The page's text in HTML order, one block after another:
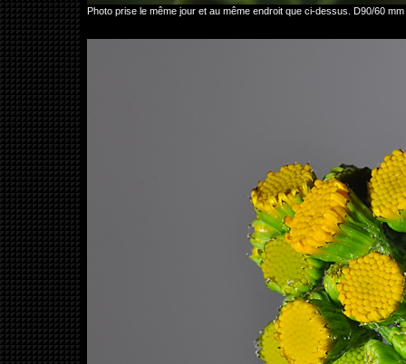
Photo prise le même jour et au même endroit que ci-dessus. D90/60